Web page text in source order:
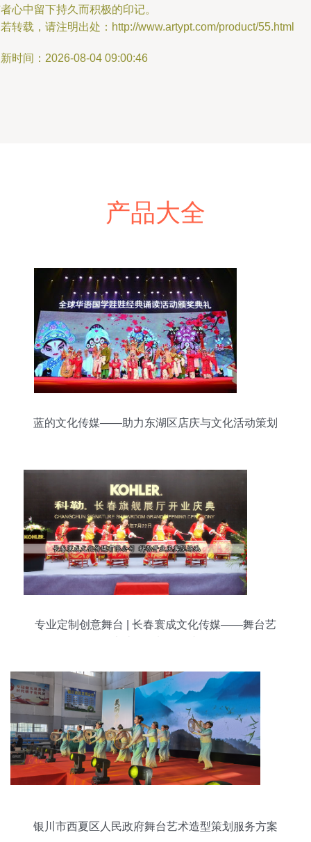
心中留下持久而积极的印记。
转载，请注明出处：http://www.artypt.com/product/55.html
时间：2026-08-04 09:00:46
产品大全
蓝的文化传媒——助力东湖区店庆与文化活动策划
专业定制创意舞台 | 长春寰成文化传媒——舞台艺
银川市西夏区人民政府舞台艺术造型策划服务方案